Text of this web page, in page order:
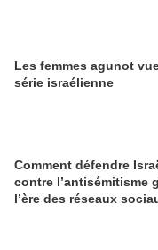
Les femmes agunot
série israélienne
Comment défendre
contre l’antisémitisme
l’ère des réseaux